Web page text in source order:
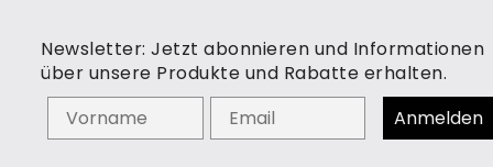
Newsletter: Jetzt abonnieren und Informationen
über unsere Produkte und Rabatte erhalten.
Vorname
Anmelden